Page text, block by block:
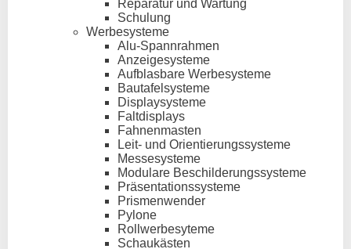
Reparatur und Wartung
Schulung
Werbesysteme
Alu-Spannrahmen
Anzeigesysteme
Aufblasbare Werbesysteme
Bautafelsysteme
Displaysysteme
Faltdisplays
Fahnenmasten
Leit- und Orientierungssysteme
Messesysteme
Modulare Beschilderungssysteme
Präsentationssysteme
Prismenwender
Pylone
Rollwerbesyteme
Schaukästen